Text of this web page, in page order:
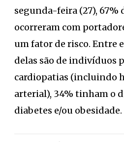
segunda-feira (27), 67%
ocorreram com
um fator de risco. Entre
delas são de indivíduos
cardiopatias (incluindo
arterial), 34% tinham o
diabetes e/ou obesidade.